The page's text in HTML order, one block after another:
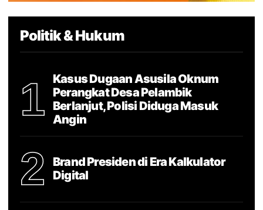
Politik & Hukum
1
Kasus Dugaan Asusila Oknum
Perangkat Desa Pelambik
Berlanjut, Polisi Diduga Masuk
Angin
2
Brand Presiden di Era Kalkulator
Digital